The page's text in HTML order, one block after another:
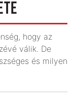
hogy az
válik. De
és milyen